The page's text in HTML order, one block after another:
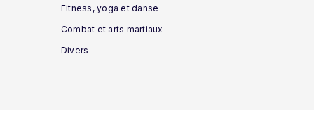
Fitness, yoga et danse
Combat et arts martiaux
Divers